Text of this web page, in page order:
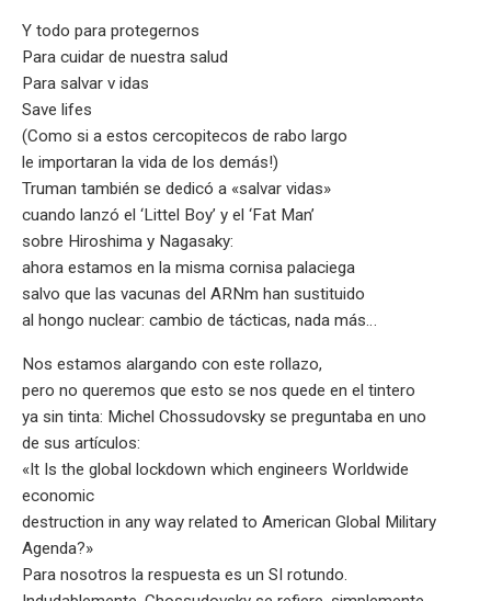
Y todo para protegernos
Para cuidar de nuestra salud
Para salvar v idas
Save lifes
(Como si a estos cercopitecos de rabo largo
le importaran la vida de los demás!)
Truman también se dedicó a «salvar vidas»
cuando lanzó el ‘Littel Boy’ y el ‘Fat Man’
sobre Hiroshima y Nagasaky:
ahora estamos en la misma cornisa palaciega
salvo que las vacunas del ARNm han sustituido
al hongo nuclear: cambio de tácticas, nada más…
Nos estamos alargando con este rollazo,
pero no queremos que esto se nos quede en el tintero
ya sin tinta: Michel Chossudovsky se preguntaba en uno
de sus artículos:
«It Is the global lockdown which engineers Worldwide
economic
destruction in any way related to American Global Military
Agenda?»
Para nosotros la respuesta es un SI rotundo.